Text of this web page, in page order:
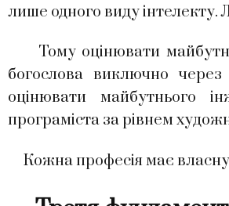
лише одного виду інтелекту.
Тому оцінювати
богослова виключно
оцінювати майбутнього
програміста за рівнем
Кожна професія має